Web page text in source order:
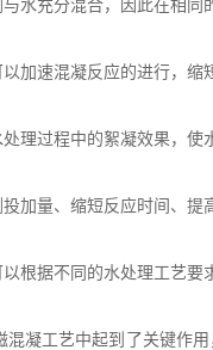
充分混合，因此在相同
速混凝反应的进行，缩
过程中的絮凝效果，使
量、缩短反应时间、提
据不同的水处理工艺要
工艺中起到了关键作用